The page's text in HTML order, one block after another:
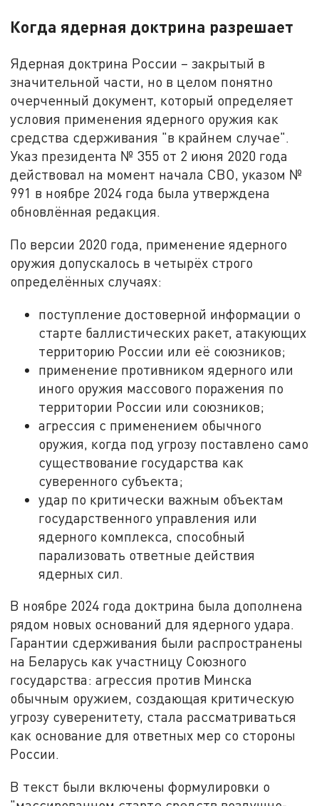
Когда ядерная доктрина разрешает
Ядерная доктрина России – закрытый в
значительной части, но в целом понятно
очерченный документ, который определяет
условия применения ядерного оружия как
средства сдерживания "в крайнем случае".
Указ президента № 355 от 2 июня 2020 года
действовал на момент начала СВО, указом №
991 в ноябре 2024 года была утверждена
обновлённая редакция.
По версии 2020 года, применение ядерного
оружия допускалось в четырёх строго
определённых случаях:
поступление достоверной информации о
старте баллистических ракет, атакующих
территорию России или её союзников;
применение противником ядерного или
иного оружия массового поражения по
территории России или союзников;
агрессия с применением обычного
оружия, когда под угрозу поставлено само
существование государства как
суверенного субъекта;
удар по критически важным объектам
государственного управления или
ядерного комплекса, способный
парализовать ответные действия
ядерных сил.
В ноябре 2024 года доктрина была дополнена
рядом новых оснований для ядерного удара.
Гарантии сдерживания были распространены
на Беларусь как участницу Союзного
государства: агрессия против Минска
обычным оружием, создающая критическую
угрозу суверенитету, стала рассматриваться
как основание для ответных мер со стороны
России.
В текст были включены формулировки о